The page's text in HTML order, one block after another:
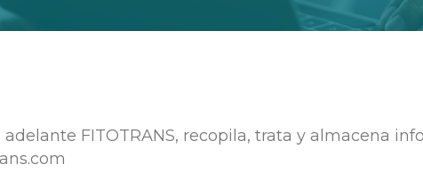
adelante FITOTRANS, recopila, trata y almacena